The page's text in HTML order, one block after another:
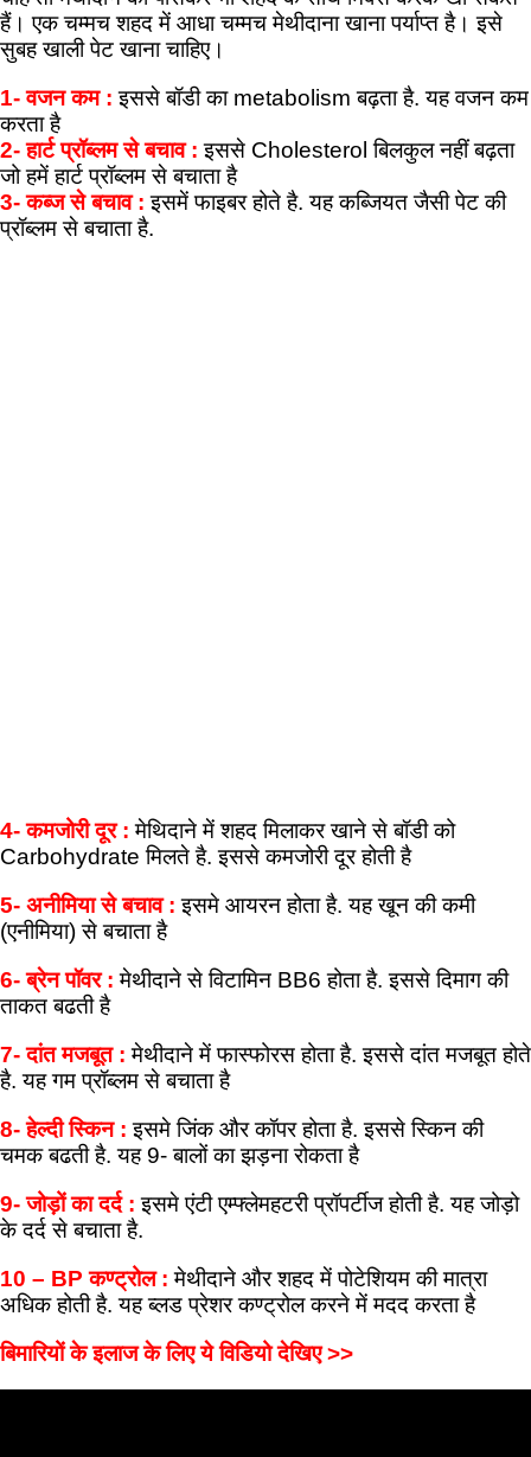
हैं। एक चम्मच शहद में आधा चम्मच मेथीदाना खाना पर्याप्त है। इसे
सुबह खाली पेट खाना चाहिए।
1- वजन कम : इससे बॉडी का metabolism बढ़ता है. यह वजन कम
करता है
2- हार्ट प्रॉब्लम से बचाव : इससे Cholesterol बिलकुल नहीं बढ़ता
जो हमें हार्ट प्रॉब्लम से बचाता है
3- कब्ज से बचाव : इसमें फाइबर होते है. यह कब्जियत जैसी पेट की
प्रॉब्लम से बचाता है.
4- कमजोरी दूर : मेथिदाने में शहद मिलाकर खाने से बॉडी को
Carbohydrate मिलते है. इससे कमजोरी दूर होती है
5- अनीमिया से बचाव : इसमे आयरन होता है. यह खून की कमी
(एनीमिया) से बचाता है
6- ब्रेन पॉवर : मेथीदाने से विटामिन BB6 होता है. इससे दिमाग की
ताकत बढती है
7- दांत मजबूत : मेथीदाने में फास्फोरस होता है. इससे दांत मजबूत होते
है. यह गम प्रॉब्लम से बचाता है
8- हेल्दी स्किन : इसमे जिंक और कॉपर होता है. इससे स्किन की
चमक बढती है. यह 9- बालों का झड़ना रोकता है
9- जोड़ों का दर्द : इसमे एंटी एम्फ्लेमहटरी प्रॉपर्टीज होती है. यह जोड़ो
के दर्द से बचाता है.
10 – BP कण्ट्रोल : मेथीदाने और शहद में पोटेशियम की मात्रा
अधिक होती है. यह ब्लड प्रेशर कण्ट्रोल करने में मदद करता है
बिमारियों के इलाज के लिए ये विडियो देखिए >>